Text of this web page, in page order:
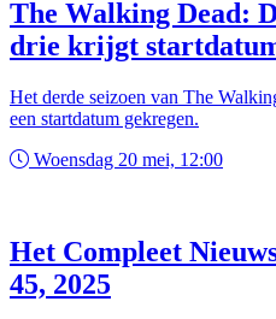
The Walking Dead:
drie krijgt
Het derde seizoen van The
een startdatum gekregen.
Woensdag 20 mei, 12:00
Het Compleet
45, 2025